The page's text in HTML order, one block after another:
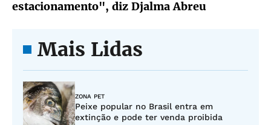
estacionamento", diz Djalma Abreu
Mais Lidas
ZONA PET
Peixe popular no Brasil entra em
extinção e pode ter venda proibida